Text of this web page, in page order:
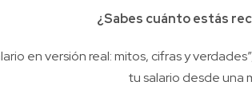
¿Sabes cuánto estás
en versión real: mitos, cifras y
tu salario desde una